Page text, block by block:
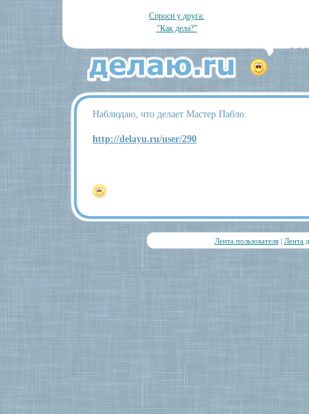
Спроси у друга:
"Как дела?"
Наблюдаю, что делает Мастер Пабло:
http://delayu.ru/user/290
Лента пользователя| Лента